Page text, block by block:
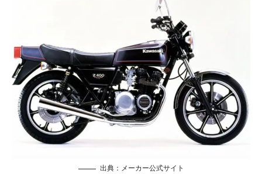
出典：メーカー公式サイト